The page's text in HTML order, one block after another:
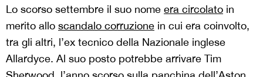
Lo scorso settembre il suo nome era circolato in
merito allo scandalo corruzione in cui era coinvolto,
tra gli altri, l’ex tecnico della Nazionale inglese
Allardyce. Al suo posto potrebbe arrivare Tim